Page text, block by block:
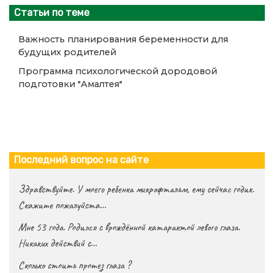
Статьи по теме
Важность планирования беременности для
будущих родителей
Программа психологической дородовой
подготовки "Амалтея"
Последний вопрос на сайте
Здравствуйте. У моего ребенка микрофтальм, ему сейчас годик.
Скажите пожалуйста…
Мне 53 года. Родился с врождённой катарактой левого глаза.
Никаких действий с…
Сколько стоить протез глаза ?